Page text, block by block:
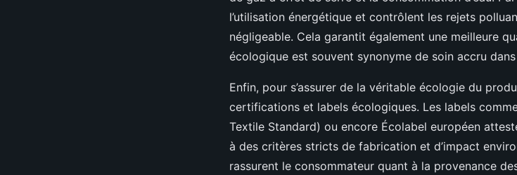
l’utilisation énergétique et contrôlent les rejets
négligeable. Cela garantit également une meilleure
écologique est souvent synonyme de soin accru
Enfin, pour s’assurer de la véritable écologie du
certifications et labels écologiques. Les labels
Textile Standard) ou encore Écolabel européen
à des critères stricts de fabrication et d’impact
rassurent le consommateur quant à la provenance